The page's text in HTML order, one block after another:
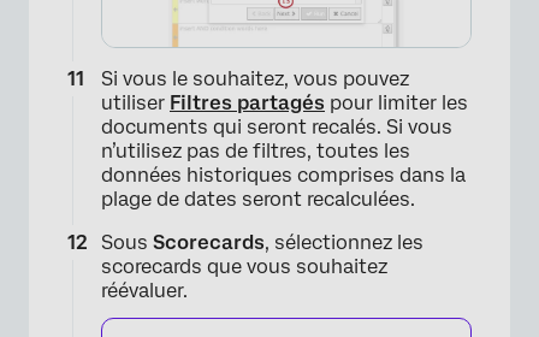
Si vous le souhaitez, vous pouvez
utiliser Filtres partagés pour limiter les
documents qui seront recalés. Si vous
n’utilisez pas de filtres, toutes les
données historiques comprises dans la
plage de dates seront recalculées.
Sous Scorecards, sélectionnez les
scorecards que vous souhaitez
réévaluer.